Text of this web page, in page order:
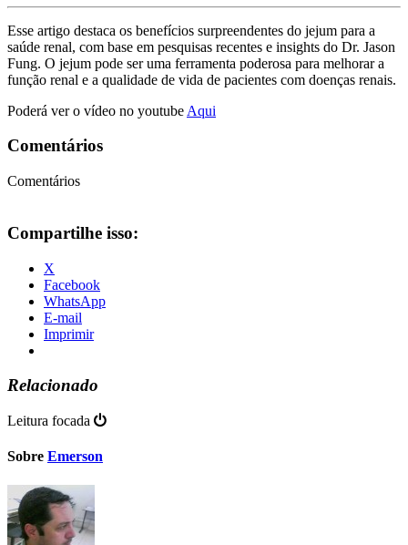
Esse artigo destaca os benefícios surpreendentes do jejum para a
saúde renal, com base em pesquisas recentes e insights do Dr. Jason
Fung. O jejum pode ser uma ferramenta poderosa para melhorar a
função renal e a qualidade de vida de pacientes com doenças renais.
Poderá ver o vídeo no youtube Aqui
Comentários
Comentários
Compartilhe isso:
X
Facebook
WhatsApp
E-mail
Imprimir
Relacionado
Leitura focada
Sobre Emerson